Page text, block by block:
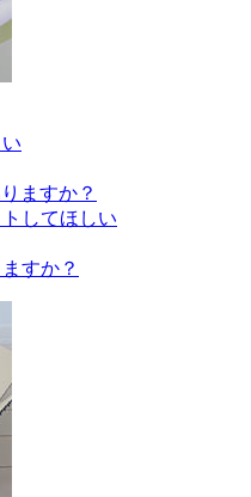
ますか？
してほしい
すか？